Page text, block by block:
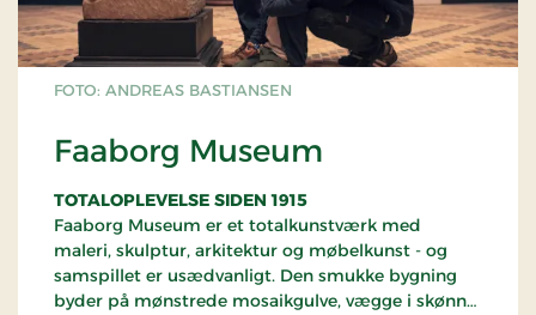
FOTO: ANDREAS BASTIANSEN
Faaborg Museum
TOTALOPLEVELSE SIDEN 1915
Faaborg Museum er et totalkunstværk med
maleri, skulptur, arkitektur og møbelkunst - og
samspillet er usædvanligt. Den smukke bygning
byder på mønstrede mosaikgulve, vægge i skønne